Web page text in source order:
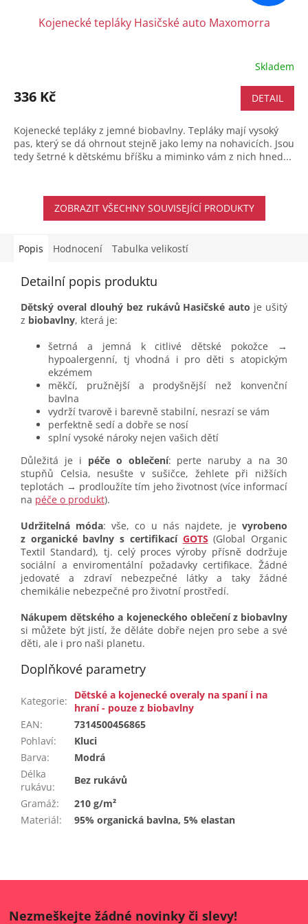
Kojenecké tepláky Hasičské auto Maxomorra
Skladem
336 Kč DETAIL
Kojenecké tepláky z jemné biobavlny. Tepláky mají vysoký
pas, který se dá ohrnout stejně jako lemy na nohavicích. Jsou
tedy šetrné k dětskému bříšku a miminko vám z nich hned...
ZOBRAZIT VŠECHNY SOUVISEJÍCÍ PRODUKTY
Popis Hodnocení Tabulka velikostí
Detailní popis produktu
Dětský overal dlouhý bez rukávů Hasičské auto je ušitý
z biobavlny, která je:
šetrná a jemná k citlivé dětské pokožce →
hypoalergenní, tj vhodná i pro děti s atopickým
ekzémem
měkčí, pružnější a prodyšnější než konvenční
bavlna
vydrží tvarově i barevně stabilní, nesrazí se vám
perfektně sedí a dobře se nosí
splní vysoké nároky nejen vašich dětí
Důležitá je i péče o oblečení: perte naruby a na 30
stupňů Celsia, nesušte v sušičce, žehlete při nižších
teplotách → prodloužíte tím jeho životnost (více informací
na péče o produkt).
Udržitelná móda: vše, co u nás najdete, je vyrobeno
z organické bavlny s certifikací GOTS (Global Organic
Textil Standard), tj. celý proces výroby přísně dodržuje
sociální a enviromentální požadavky certifikace. Žádné
jedovaté a zdraví nebezpečné látky a taky žádné
chemikálie nebezpečné pro životní prostředí.
Nákupem dětského a kojeneckého oblečení z biobavlny
si můžete být jistí, že děláte dobře nejen pro sebe a své
děti, ale i pro naši planetu.
Doplňkové parametry
Kategorie:
Dětské a kojenecké overaly na spaní i na
hraní - pouze z biobavlny
EAN:
7314500456865
Pohlaví:
Kluci
Barva:
Modrá
Délka
rukávu:
Bez rukávů
Gramáž:
210 g/m²
Materiál: 95% organická bavlna, 5% elastan
Nezmeškejte žádné novinky či slevy!